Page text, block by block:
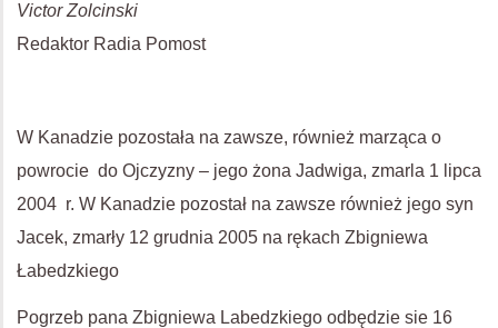
Victor Zolcinski
Redaktor Radia Pomost
W Kanadzie pozostała na zawsze, również marząca o
powrocie do Ojczyzny – jego żona Jadwiga, zmarla 1 lipca
2004 r. W Kanadzie pozostał na zawsze również jego syn
Jacek, zmarły 12 grudnia 2005 na rękach Zbigniewa
Łabedzkiego
Pogrzeb pana Zbigniewa Labedzkiego odbędzie sie 16